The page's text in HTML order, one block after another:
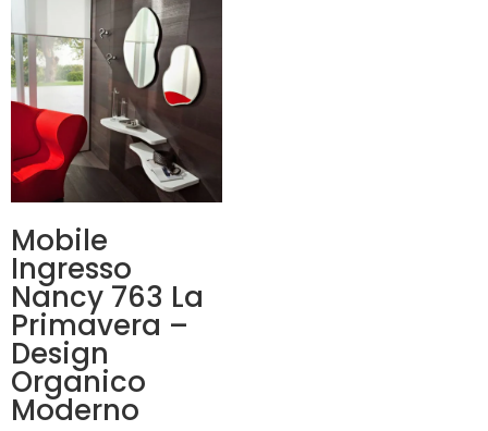
da
699,00€
a
829,00€
Mobile
Ingresso
Nancy 763 La
Primavera –
Design
Organico
Moderno